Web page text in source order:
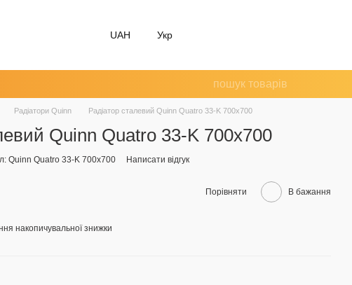
UAH Укр
Радіатори Quinn Радіатор сталевий Quinn Quatro 33-K 700x700
Quinn Quatro 33-K 700x700
Quinn Quatro 33-K 700x700 Написати відгук
Порівняти В бажання
накопичувальної знижки